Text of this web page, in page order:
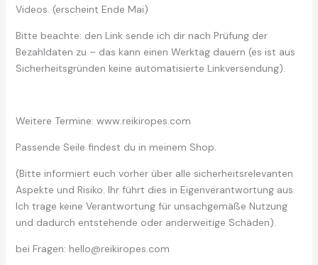
Videos. (erscheint Ende Mai)
Bitte beachte: den Link sende ich dir nach Prüfung der
Bezahldaten zu – das kann einen Werktag dauern (es ist aus
Sicherheitsgründen keine automatisierte Linkversendung).
Weitere Termine: www.reikiropes.com
Passende Seile findest du in meinem Shop.
(Bitte informiert euch vorher über alle sicherheitsrelevanten
Aspekte und Risiko. Ihr führt dies in Eigenverantwortung aus.
Ich trage keine Verantwortung für unsachgemäße Nutzung
und dadurch entstehende oder anderweitige Schäden).
bei Fragen: hello@reikiropes.com